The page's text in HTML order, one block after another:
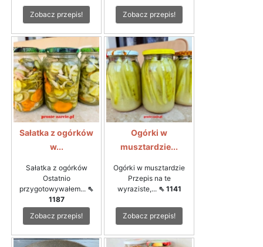
Zobacz przepis! Zobacz przepis!
Sałatka z ogórków
w...
Sałatka z ogórków
Ostatnio
przygotowywałem... ⇖
1187
Zobacz przepis!
Ogórki w
musztardzie...
Ogórki w musztardzie
Przepis na te
wyraziste,... ⇖ 1141
Zobacz przepis!